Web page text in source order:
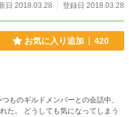
日 2018.03.28
登録日 2018.03.28
お気に入り追加 420
た。 どうしても気になってしまう